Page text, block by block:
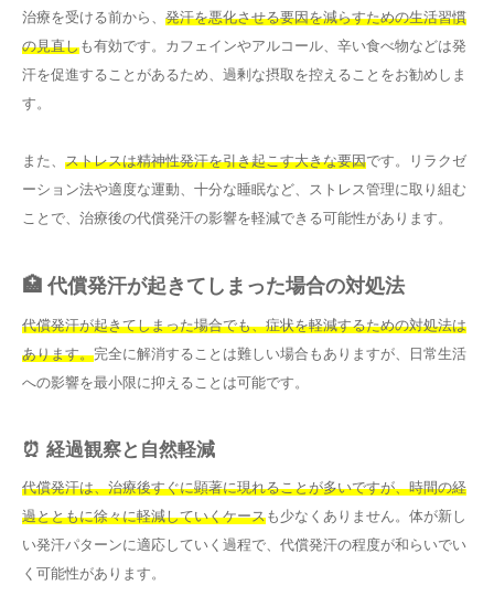
治療を受ける前から、 発汗を悪化させる要因を減らすための生活習慣
の見直しも有効です。カフェインやアルコール、辛い食べ物などは発
汗を促進することがあるため、過剰な摂取を控えることをお勧めしま
す。
また、 ストレスは精神性発汗を引き起こす大きな要因です。リラクゼ
ーション法や適度な運動、十分な睡眠など、ストレス管理に取り組む
ことで、治療後の代償発汗の影響を軽減できる可能性があります。
🏥 代償発汗が起きてしまった場合の対処法
代償発汗が起きてしまった場合でも、症状を軽減するための対処法は
あります。完全に解消することは難しい場合もありますが、日常生活
への影響を最小限に抑えることは可能です。
⏰ 経過観察と自然軽減
代償発汗は、治療後すぐに顕著に現れることが多いですが、時間の経
過とともに徐々に軽減していくケースも少なくありません。体が新し
い発汗パターンに適応していく過程で、代償発汗の程度が和らいでい
く可能性があります。